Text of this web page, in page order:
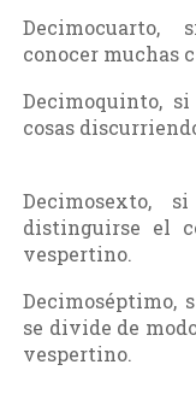
conocer muchas
Decimoquinto,
cosas
Decimosexto,
distinguirse el
vespertino.
Decimoséptimo,
se divide de
vespertino.